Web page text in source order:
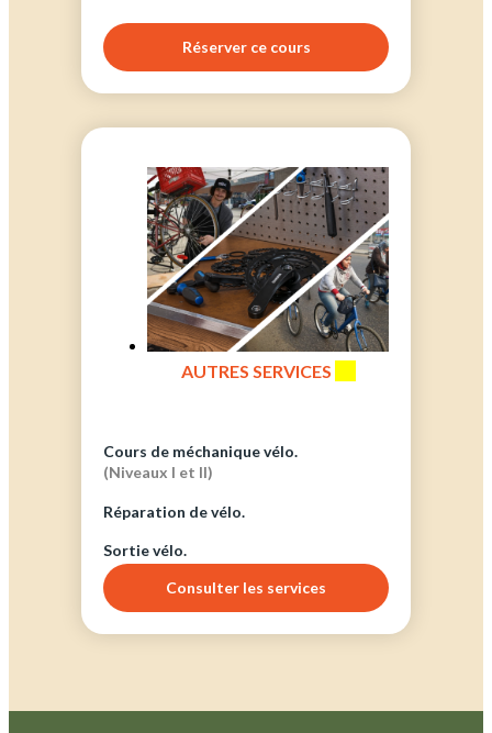
Réserver ce cours
AUTRES SERVICES
Cours de méchanique vélo.
(Niveaux I et II)
Réparation de vélo.
Sortie vélo.
Consulter les services